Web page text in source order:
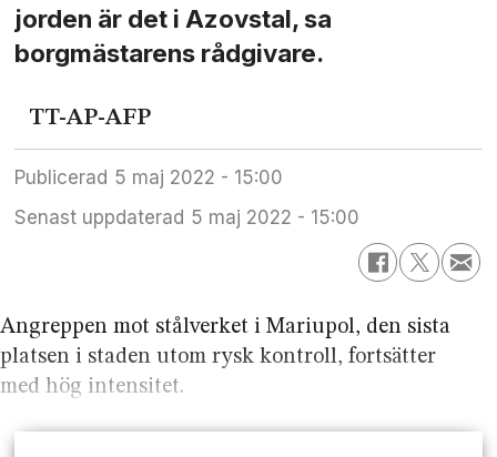
jorden är det i Azovstal, sa
borgmästarens rådgivare.
TT-AP-AFP
Publicerad
5 maj 2022 - 15:00
Senast uppdaterad
5 maj 2022 - 15:00
Angreppen mot stålverket i Mariupol, den sista
platsen i staden utom rysk kontroll, fortsätter
med hög intensitet.